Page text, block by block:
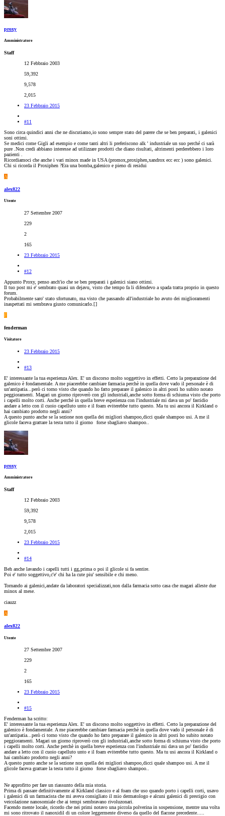
proxy
Amministratore
Staff
12 Febbraio 2003
59,392
9,578
2,015
23 Febbraio 2015
#11
Sono circa quindici anni che ne discutiamo,io sono sempre stato del parere che se ben preparati, i galenici
soni ottimi.
Se medici come Gigli ad esempio e come tanti altri li preferiscono alk ' industriale un suo perché ci sarà
pure .Non credi abbiano interesse ad utilizzare prodotti che diano risultati, altrimenti perderebbero i loro
pazienti .
Ricordiamoci che anche i vari minox made in USA (promox,proxiphen,xandrox ecc ecc ) sono galenici.
Chi si ricorda il Proxiphen ?Era una bomba,galenico e pieno di residui
A
alex822
Utente
27 Settembre 2007
229
2
165
23 Febbraio 2015
#12
Appunto Proxy, penso anch'io che se ben preparati i galenici siano ottimi.
Il tuo post mi e' sembrato quasi un dejavu, visto che tempo fa li difendevo a spada tratta proprio in questo
forum.
Probabilmente saro' stato sfortunato, ma visto che passando all'industriale ho avuto dei miglioramenti
inaspettati mi sembrava giusto comunicarlo.[]
F
fenderman
Visitatore
23 Febbraio 2015
#13
E' interessante la tua esperienza Alex. E' un discorso molto soggettivo in effetti. Certo la preparazione del
galenico è fondamentale. A me piacerebbe cambiare farmacia perchè in quella dove vado il personale è di
un'antipatia...però ci torno visto che quando ho fatto preparare il galenico in altri posti ho subito notato
peggioramenti. Magari un giorno riproverò con gli industriali,anche sotto forma di schiuma visto che porto
i capelli molto corti. Anche perchè in quella breve esperienza con l'industriale mi dava un po' fastidio
andare a letto con il cuoio capelluto unto e il foam eviterebbe tutto questo. Ma tu usi ancora il Kirkland o
hai cambiato prodotto negli anni?
A questo punto anche se la sezione non quella dei migliori shampoo,dicci quale shampoo usi. A me il
glicole faceva grattare la testa tutto il giorno
forse sbagliavo shampoo..
proxy
Amministratore
Staff
12 Febbraio 2003
59,392
9,578
2,015
23 Febbraio 2015
#14
Beh anche lavando i capelli tutti i gg,prima o poi il glicole si fa sentire.
Poi e' tutto soggettivo,c'e' chi ha la cute piu' sensibile e chi meno.
Tornando ai galenici,andate da laboratori specializzati,non dalla farmacia sotto casa che magari alleste due
minox al mese.
ciauzz
A
alex822
Utente
27 Settembre 2007
229
2
165
23 Febbraio 2015
#15
Fenderman ha scritto:
E' interessante la tua esperienza Alex. E' un discorso molto soggettivo in effetti. Certo la preparazione del
galenico è fondamentale. A me piacerebbe cambiare farmacia perchè in quella dove vado il personale è di
un'antipatia...però ci torno visto che quando ho fatto preparare il galenico in altri posti ho subito notato
peggioramenti. Magari un giorno riproverò con gli industriali,anche sotto forma di schiuma visto che porto
i capelli molto corti. Anche perchè in quella breve esperienza con l'industriale mi dava un po' fastidio
andare a letto con il cuoio capelluto unto e il foam eviterebbe tutto questo. Ma tu usi ancora il Kirkland o
hai cambiato prodotto negli anni?
A questo punto anche se la sezione non quella dei migliori shampoo,dicci quale shampoo usi. A me il
glicole faceva grattare la testa tutto il giorno
forse sbagliavo shampoo..
Ne approfitto per fare un riassunto della mia storia.
Prima di passare definitivamente al Kirkland classico e al foam che uso quando porto i capelli corti, usavo
i galenici di un farmacista che mi aveva consigliato il mio dermatologo e alcuni galenici di prestigio con
veicolazione nanosomiale che ai tempi sembravano rivoluzonari.
Facendo mente locale, ricordo che nei primi notavo una piccola polverina in sospensione, mentre una volta
mi sono ritrovato il nanoxidil di un colore leggermente diverso da quello del flacone precedente.....